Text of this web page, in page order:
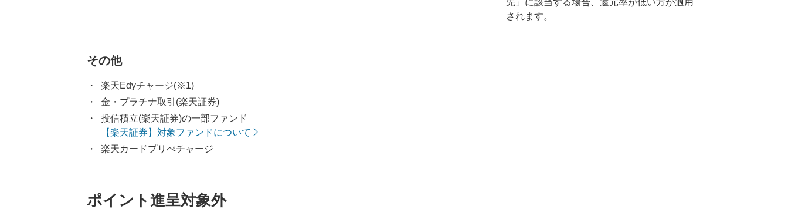
先」に該当する場合、還元率が低い方が適用
されます。
その他
楽天Edyチャージ(※1)
金・プラチナ取引(楽天証券)
投信積立(楽天証券)の一部ファンド
【楽天証券】対象ファンドについて
楽天カードプリぺチャージ
ポイント進呈対象外